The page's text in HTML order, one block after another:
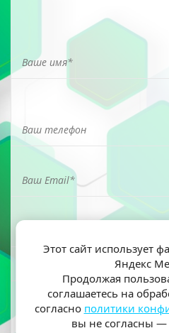
Я ознакомлен(а) и
персональных данных
конфиденциальности
Этот сайт использует
Яндекс
Продолжая
соглашаетесь на
согласно политики
вы не согласны —